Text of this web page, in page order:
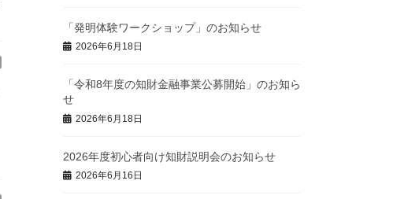
「発明体験ワークショップ」のお知らせ
2026年6月18日
「令和8年度の知財金融事業公募開始」のお知ら
せ
2026年6月18日
2026年度初心者向け知財説明会のお知らせ
2026年6月16日